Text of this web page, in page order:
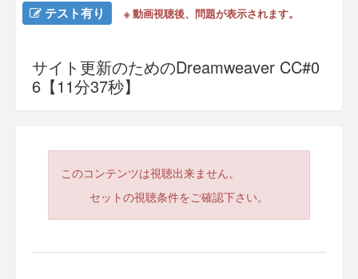
テスト有り ※ 動画視聴後、問題が表示されます。
サイト更新のためのDreamweaver CC#0
6【11分37秒】
このコンテンツは視聴出来ません。
セットの視聴条件をご確認下さい。